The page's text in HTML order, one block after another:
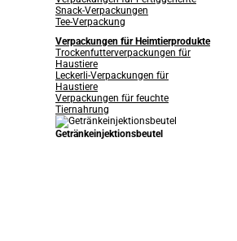
Snack-Verpackungen
Tee-Verpackung
Verpackungen für Heimtierprodukte
Trockenfutterverpackungen für
Haustiere
Leckerli-Verpackungen für
Haustiere
Verpackungen für feuchte
Tiernahrung
Getränkeinjektionsbeutel